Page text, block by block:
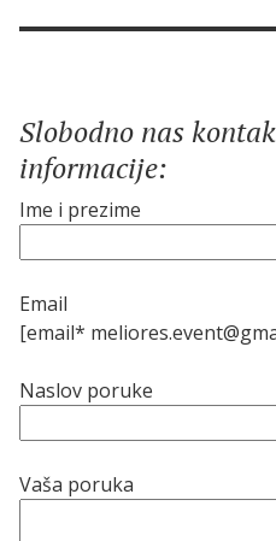
Slobodno nas
informacije:
Ime i prezime
Email
[email*
Naslov poruke
Vaša poruka